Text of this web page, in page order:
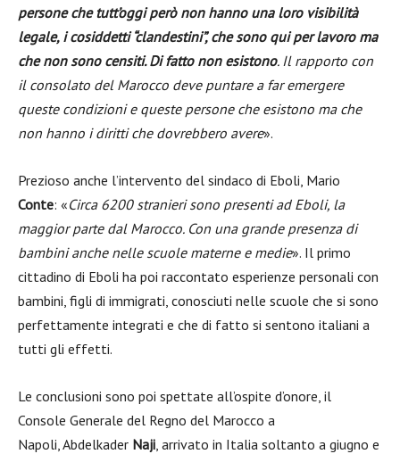
persone che tutt’oggi però non hanno una loro visibilità
legale, i cosiddetti “clandestini”, che sono qui per lavoro ma
che non sono censiti. Di fatto non esistono. Il rapporto con
il consolato del Marocco deve puntare a far emergere
queste condizioni e queste persone che esistono ma che
non hanno i diritti che dovrebbero avere».
Prezioso anche l’intervento del sindaco di Eboli, Mario
Conte: «Circa 6200 stranieri sono presenti ad Eboli, la
maggior parte dal Marocco. Con una grande presenza di
bambini anche nelle scuole materne e medie». Il primo
cittadino di Eboli ha poi raccontato esperienze personali con
bambini, figli di immigrati, conosciuti nelle scuole che si sono
perfettamente integrati e che di fatto si sentono italiani a
tutti gli effetti.
Le conclusioni sono poi spettate all’ospite d’onore, il
Console Generale del Regno del Marocco a
Napoli, Abdelkader Naji, arrivato in Italia soltanto a giugno e